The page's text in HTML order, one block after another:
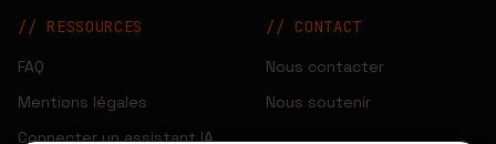
// RESSOURCES
FAQ
Mentions légales
Connecter un assistant IA
// CONTACT
Nous contacter
Nous soutenir